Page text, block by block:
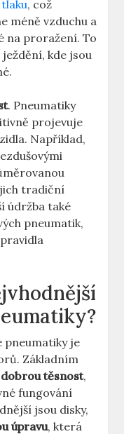
, což
méně vzduchu a
na​ proražení. To
kde jsou
. Pneumatiky
⁣projevuje
Například,
​tradiční
údržba ⁣také
pneumatik,
pneumatiky je⁣
Základním⁢
dobrou‌ těsnost,
fungování
⁤jsou disky,
úpravu, která